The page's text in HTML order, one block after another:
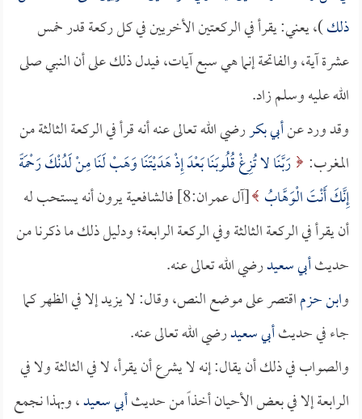
ذلك)، يعني: يقرأ في الركعتين الأخريين في كل ركعة قدر خمس
عشرة آية، والفاتحة إنما هي سبع آيات، فيدل ذلك على أن النبي صلى
الله عليه وسلم زاد.
وقد ورد عنأبي بكررضي الله تعالى عنه أنه قرأ في الركعة الثالثة من
المغرب: رَبَّنَا لا تُزِغْ قُلُوبَنَا بَعْدَ إِذْ هَدَيْتَنَا وَهَبْ لَنَا مِنْ لَدُنْكَ رَحْمَةً
إِنَّكَ أَنْتَ الْوَهَّابُ
[آل عمران:8] فالشافعية يرون أنه يستحب له
أن يقرأ في الركعة الثالثة وفي الركعة الرابعة؛ ودليل ذلك ما ذكرنا من
حديثأبي سعيدرضي الله تعالى عنه.
وابن حزماقتصر على موضع النص، وقال: لا يزيد إلا في الظهر كما
جاء في حديثأبي سعيدرضي الله تعالى عنه.
والصواب في ذلك أن يقال: إنه لا يشرع أن يقرأ، لا في الثالثة ولا في
الرابعة إلا في بعض الأحيان أخذاً من حديثأبي سعيد، وبهذا نجمع